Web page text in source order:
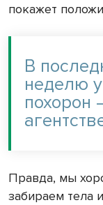
покажет
В
неделю
похорон
Правда, мы
забираем тела